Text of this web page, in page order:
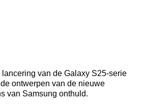
lancering van de Galaxy S25-serie
ontwerpen van de nieuwe
van Samsung onthuld.